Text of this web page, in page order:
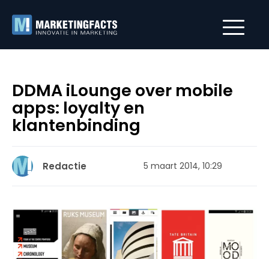
DDMA iLounge over mobile
apps: loyalty en
klantenbinding
Redactie 5 maart 2014, 10:29